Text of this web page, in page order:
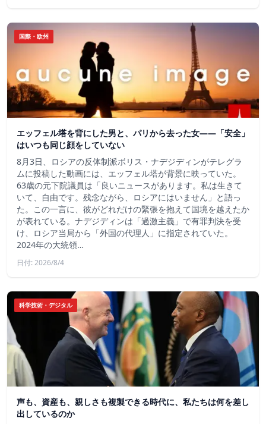
国際・欧州
エッフェル塔を背にした男と、パリから去った女——「安全」
はいつも同じ顔をしていない
8月3日、ロシアの反体制派ボリス・ナデジディンがテレグラ
ムに投稿した動画には、エッフェル塔が背景に映っていた。
63歳の元下院議員は「良いニュースがあります。私は生きて
いて、自由です。残念ながら、ロシアにはいません」と語っ
た。この一言に、彼がどれだけの緊張を抱えて国境を越えたか
が表れている。ナデジディンは「過激主義」で有罪判決を受
け、ロシア当局から「外国の代理人」に指定されていた。
2024年の大統領…
日付: 2026/8/4
科学技術・デジタル
声も、資産も、親しさも複製できる時代に、私たちは何を差し
出しているのか